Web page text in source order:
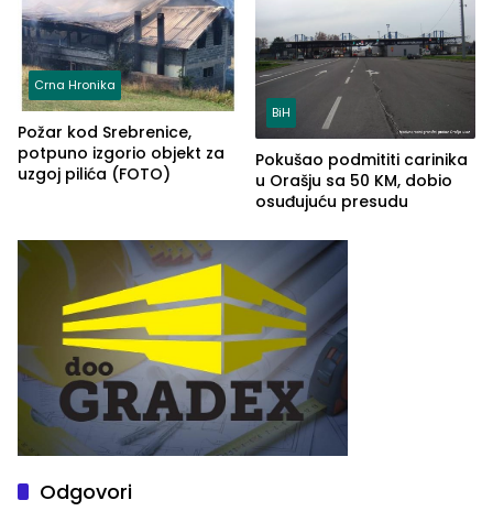
Crna Hronika
Požar kod Srebrenice,
potpuno izgorio objekt za
uzgoj pilića (FOTO)
BiH
Pokušao podmititi carinika
u Orašju sa 50 KM, dobio
osuđujuću presudu
Odgovori